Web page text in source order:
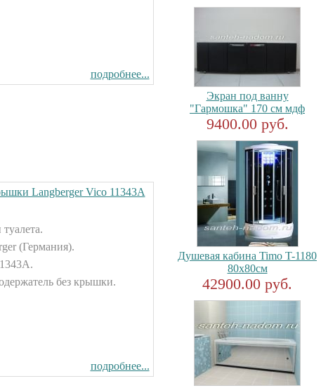
подробнее...
Langberger Vico 11343А
(Германия).
без крышки.
подробнее...
Экран под ванну
"Гармошка" 170 см мдф
9400.00 руб.
Душевая кабина Timo T-1180
80x80см
42900.00 руб.